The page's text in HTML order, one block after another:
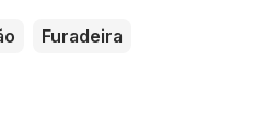
Furadeira